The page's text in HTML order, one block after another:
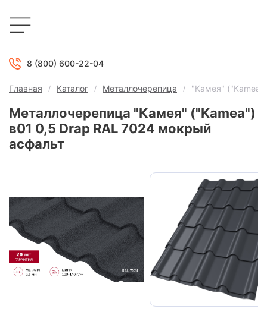
8 (800) 600-22-04
Главная Каталог Металлочерепица "Камея"
Металлочерепица "Камея" ("Kamea")
в01 0,5 Drap RAL 7024 мокрый
асфальт